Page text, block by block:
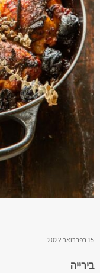
15 בפברואר 2022
בירייה